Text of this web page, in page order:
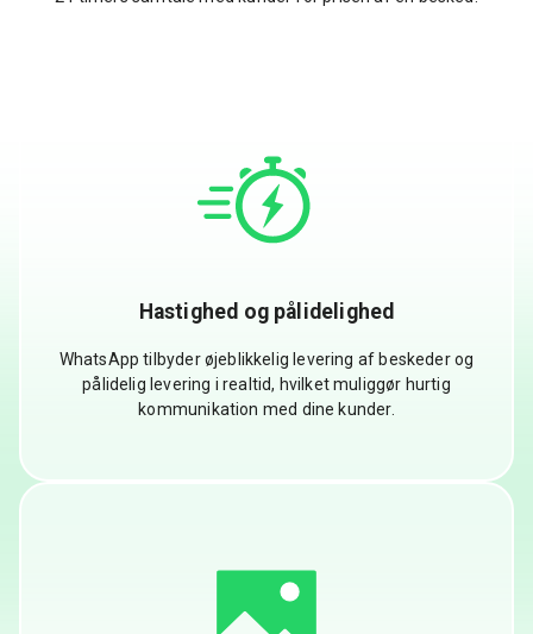
Hastighed og pålidelighed
WhatsApp tilbyder øjeblikkelig levering af beskeder og
pålidelig levering i realtid, hvilket muliggør hurtig
kommunikation med dine kunder.